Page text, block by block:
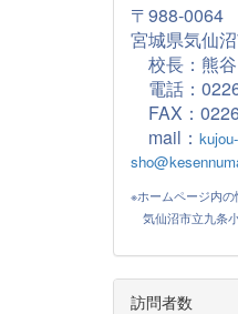
〒988-0064
宮城県気仙
校長：熊
電話：
FAX：
mail： kujou-
※ホームページ内の
気仙沼市立九条
訪問者数